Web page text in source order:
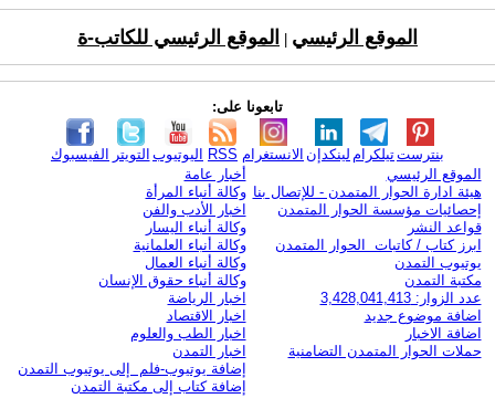
الموقع الرئيسي الموقع الرئيسي للكاتب-ة
تابعونا على:
الفيسبوك التويتر اليوتيوب RSS الانستغرام لينكدإن تيلكرامبنترست
الموقع الرئيسي
هيئة ادارة الحوار المتمدن - للإتصال بنا
إحصائيات مؤسسة الحوار المتمدن
قواعد النشر
ابرز كتاب / كاتبات الحوار المتمدن
يوتيوب التمدن
مكتبة التمدن
عدد الزوار: 3,428,041,413
اضافة موضوع جديد
اضافة الاخبار
حملات الحوار المتمدن التضامنية
أخبار عامة
وكالة أنباء المرأة
اخبار الأدب والفن
وكالة أنباء اليسار
وكالة أنباء العلمانية
وكالة أنباء العمال
وكالة أنباء حقوق الإنسان
اخبار الرياضة
اخبار الاقتصاد
اخبار الطب والعلوم
اخبار التمدن
إضافة يوتيوب-فلم إلى يوتيوب التمدن
إضافة كتاب إلى مكتبة التمدن